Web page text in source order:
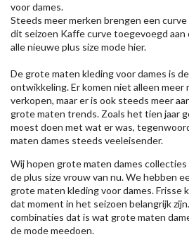
voor dames.
Steeds meer merken brengen een
dit seizoen Kaffecurve toegevoegd
alle nieuweplus size modehier.
De grote maten kleding voor dames is
ontwikkeling. Er komen niet alleen meer
verkopen, maar er is ook steeds meer
grote maten trends. Zoals het tien jaar
moest doen met wat er was,
maten dames steeds veeleisender.
Wij hopen grote maten dames
de plus size vrouw van nu. We hebben
grote maten kleding voor dames. Frisse
dat moment in het seizoen belangrijk
combinaties dat is wat grote maten
de mode meedoen.